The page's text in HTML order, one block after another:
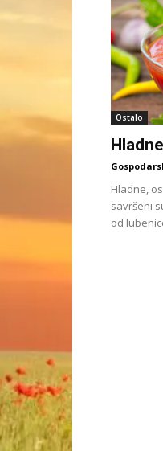
Ostalo
Hladne,
savršeni
od